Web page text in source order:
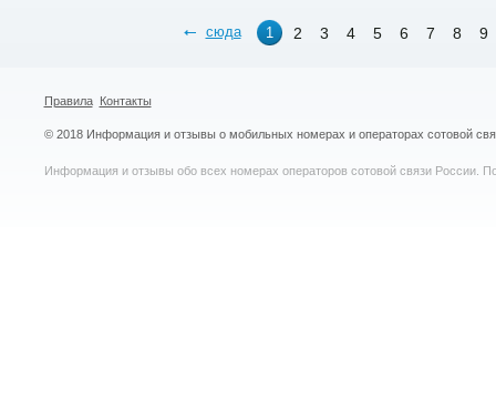
сюда 1 2 3 4 5 6 7 8 9
Правила Контакты
© 2018 Информация и отзывы о мобильных номерах и операторах сотовой
Информация и отзывы обо всех номерах операторов сотовой связи России.